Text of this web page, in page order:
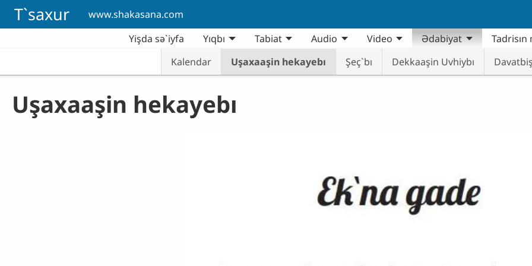
Skip to main content
T`saxur www.shakasana.com
Yişda sə`iyfa Yıqbı Tabiat Audio Video
Ədabiyat
Kalendar
Uşaxaaşin hekayebı Şeç`bı Dekkaaşin Uvhiybı
Tadrisın
Uşaxaaşin hekayebı